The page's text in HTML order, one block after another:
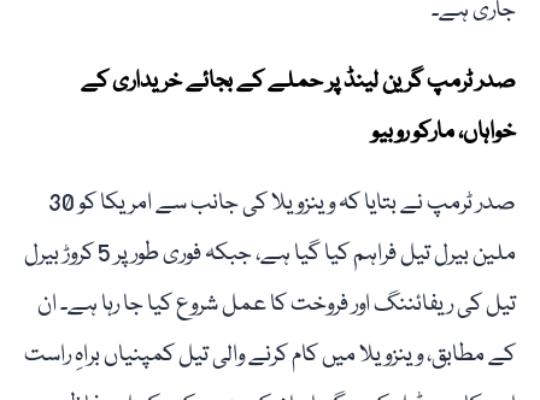
جاری ہے۔
صدر ٹرمپ گرین لینڈ پر حملے کے بجائے خریداری کے
خواہاں، مارکو روبیو
صدر ٹرمپ نے بتایا کہ وینزویلا کی جانب سے امریکا کو 30
ملین بیرل تیل فراہم کیا گیا ہے، جبکہ فوری طور پر 5 کروڑ بیرل
تیل کی ریفائننگ اور فروخت کا عمل شروع کیا جا رہا ہے۔ ان
کے مطابق، وینزویلا میں کام کرنے والی تیل کمپنیاں براہِ راست